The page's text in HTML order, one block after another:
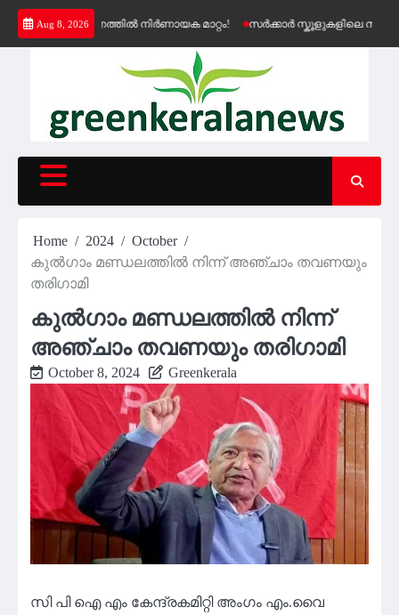
Skip
content
Aug 8, 2026
വിതരണത്തിൽ നിർണായക മാറ്റം! സർക്കാർ സ്കൂളുകളിലെ സൗജന്യ
Home 2024
October
കുൽഗാം മണ്ഡലത്തിൽ നിന്ന് അഞ്ചാം തവണയും
തരിഗാമി
കുൽഗാം മണ്ഡലത്തിൽ നിന്ന്
അഞ്ചാം തവണയും തരിഗാമി
October 8, 2024 Greenkerala
സി പി ഐ എം കേന്ദ്രകമിറ്റി അംഗം എം.വൈ